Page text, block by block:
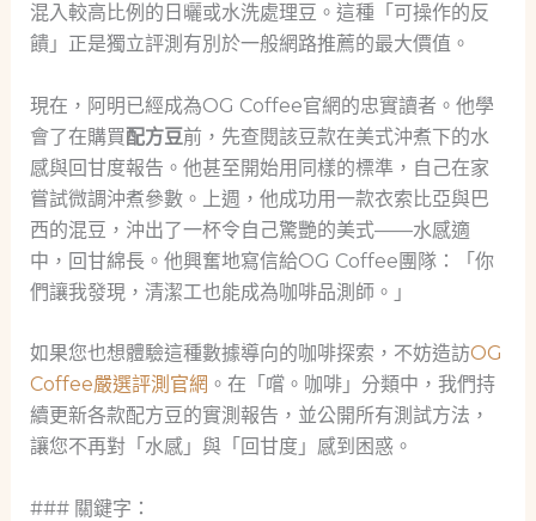
混入較高比例的日曬或水洗處理豆。這種「可操作的反
饋」正是獨立評測有別於一般網路推薦的最大價值。
現在，阿明已經成為OG Coffee官網的忠實讀者。他學
會了在購買配方豆前，先查閱該豆款在美式沖煮下的水
感與回甘度報告。他甚至開始用同樣的標準，自己在家
嘗試微調沖煮參數。上週，他成功用一款衣索比亞與巴
西的混豆，沖出了一杯令自己驚艷的美式——水感適
中，回甘綿長。他興奮地寫信給OG Coffee團隊：「你
們讓我發現，清潔工也能成為咖啡品測師。」
如果您也想體驗這種數據導向的咖啡探索，不妨造訪OG
Coffee嚴選評測官網 。在「嚐。咖啡」分類中，我們持
續更新各款配方豆的實測報告，並公開所有測試方法，
讓您不再對「水感」與「回甘度」感到困惑。
### 關鍵字：